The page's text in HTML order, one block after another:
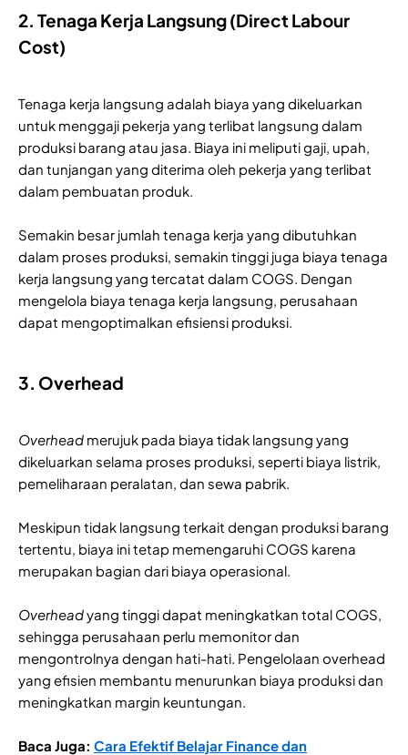
2. Tenaga Kerja Langsung (Direct Labour
Cost)
Tenaga kerja langsung adalah biaya yang dikeluarkan
untuk menggaji pekerja yang terlibat langsung dalam
produksi barang atau jasa. Biaya ini meliputi gaji, upah,
dan tunjangan yang diterima oleh pekerja yang terlibat
dalam pembuatan produk.
Semakin besar jumlah tenaga kerja yang dibutuhkan
dalam proses produksi, semakin tinggi juga biaya tenaga
kerja langsung yang tercatat dalam COGS. Dengan
mengelola biaya tenaga kerja langsung, perusahaan
dapat mengoptimalkan efisiensi produksi.
3. Overhead
Overhead merujuk pada biaya tidak langsung yang
dikeluarkan selama proses produksi, seperti biaya listrik,
pemeliharaan peralatan, dan sewa pabrik.
Meskipun tidak langsung terkait dengan produksi barang
tertentu, biaya ini tetap memengaruhi COGS karena
merupakan bagian dari biaya operasional.
Overheadyang tinggi dapat meningkatkan total COGS,
sehingga perusahaan perlu memonitor dan
mengontrolnya dengan hati-hati. Pengelolaan overhead
yang efisien membantu menurunkan biaya produksi dan
meningkatkan margin keuntungan.
Baca Juga: Cara Efektif Belajar Finance dan